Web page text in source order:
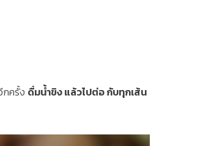
กครั้ง ดื่มน้ำขิง แล้วไปต่อ กับทุกเส้น